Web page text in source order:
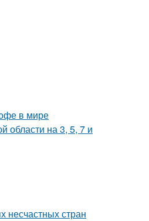
в мире
области на 3, 5, 7 и
несчастных стран